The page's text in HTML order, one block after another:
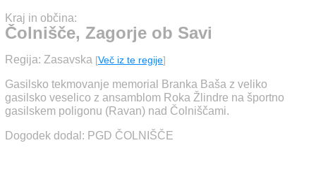
Kraj in občina:
Čolnišče, Zagorje ob Savi
Regija: Zasavska [Več iz te regije]
Gasilsko tekmovanje memorial Branka Baša z veliko
gasilsko veselico z ansamblom Roka Žlindre na športno
gasilskem poligonu (Ravan) nad Čolniščami.
Dogodek dodal: PGD ČOLNIŠČE